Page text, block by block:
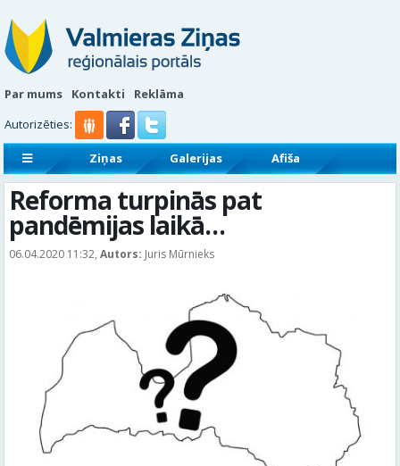
Par mums Kontakti
Reklāma
Autorizēties:
Ziņas Galerijas
Afiša
Sludinājumi
Reklāmraksti
Reforma turpinās pat
pandēmijas laikā…
06.04.2020 11:32, Autors: Juris Mūrnieks